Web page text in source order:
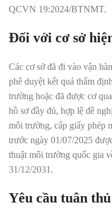
QCVN 19:2024/BTNMT.
Đối với cơ sở
Các cơ sở đã đi vào vận
phê duyệt kết quả thẩm
trường hoặc đã được cơ
hồ sơ đầy đủ, hợp lệ đề
môi trường, cấp giấy phép
trước ngày 01/07/2025
thuật môi trường quốc gia
31/12/2031 .
Yêu cầu tuân